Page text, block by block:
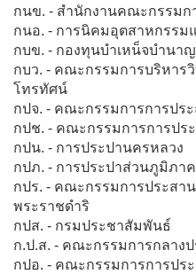
กนข. - สำนักงานคณะกรรมก
กนอ. - การนิคมอุตสาหกรรม
กบข. - กองทุนบำเหน็จบำนา
กบว. - คณะกรรมการบริหาร
โทรทัศน์
กปจ. - คณะกรรมการการปร
กปช. - คณะกรรมการการปร
กปน. - การประปานครหลวง
กปภ. - การประปาส่วนภูมิภาค
กปร. - คณะกรรมการประสา
พระราชดำริ
กปส. - กรมประชาสัมพันธ์
ก.ป.ส. - คณะกรรมการกลาง
กปอ. - คณะกรรมการการปร